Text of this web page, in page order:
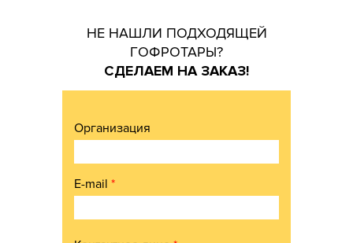
НЕ НАШЛИ ПОДХОДЯЩЕЙ
ГОФРОТАРЫ?
СДЕЛАЕМ НА ЗАКАЗ!
Организация
E-mail *